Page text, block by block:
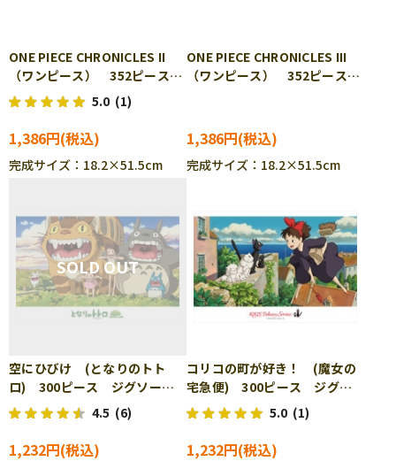
ONE PIECE CHRONICLES II
（ワンピース） 352ピース
ジグソーパズル ENS-352-38
5.0 (1)
1,386円
完成サイズ：18.2×51.5cm
ONE PIECE CHRONICLES III
（ワンピース） 352ピース
1,386円
完成サイズ：18.2×51.5cm
空にひびけ (となりのトト
ロ) 300ピース ジグソーパ
ズル ENS-300-278
4.5 (6)
1,232円
コリコの町が好き！ (魔女の
宅急便) 300ピース ジグソ
ーパズル ENS-300-279
5.0 (1)
1,232円